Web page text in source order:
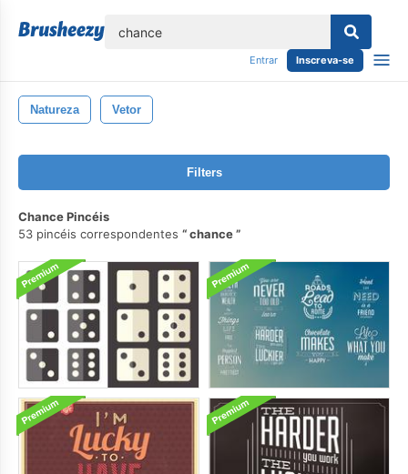
Entrar Inscreva-se
Natureza Vetor
Filters
Chance Pincéis
53 pincéis correspondentes
chance